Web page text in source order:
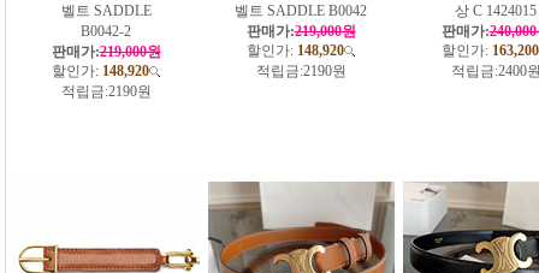
벨트 SADDLE
B0042-2
판매가:219,000원
할인가: 148,920
적립금:2190원
벨트 SADDLE B0042
판매가:219,000원
할인가: 148,920
적립금:2190원
상 C 1424015
판매가:
할인가: 163,200
적립금:2400